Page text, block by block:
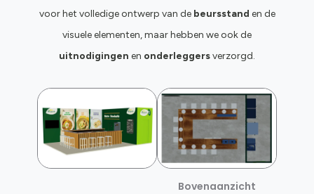
voor het volledige ontwerp van de beursstand en de
visuele elementen, maar hebben we ook de
uitnodigingen en onderleggersverzorgd.
Bovenaanzicht